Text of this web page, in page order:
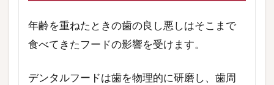
年齢を重ねたときの歯の良し悪しはそこまで
食べてきたフードの影響を受けます。
デンタルフードは歯を物理的に研磨し、歯周